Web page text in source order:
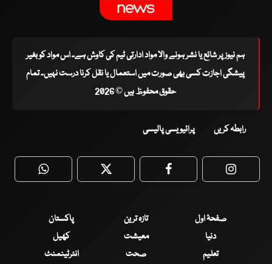
ہم نیوز پر شائع یا نشر ہونے والا مواد ادارتی ٹیم کی کاوش ہے۔ اس مواد کو بغیر
پیشگی اجازت کسی بھی صورت میں استعمال یا نقل کرنا درست نہیں۔ تمام
حقوق محفوظ ہیں © 2026
رابطہ کریں پرائیویسی پالیسی
WhatsApp Twitter Facebook
صفحۂ اول تازہ ترین
پاکستان
دنیا
معیشت
کھیل
تعلیم
صحت انٹرٹینمنٹ